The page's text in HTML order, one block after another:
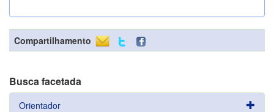
Compartilhamento
Busca facetada
Orientador